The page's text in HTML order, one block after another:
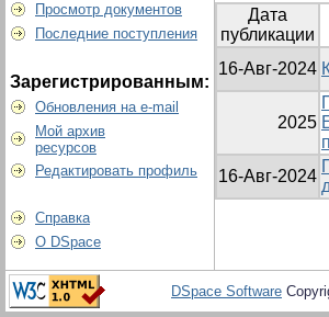
Просмотр документов
Последние поступления
Зарегистрированным:
Обновления на e-mail
Мой архив
ресурсов
Редактировать профиль
Справка
О DSpace
Дата
публикации
16-Авг-2024
2025
16-Авг-2024
DSpace Software